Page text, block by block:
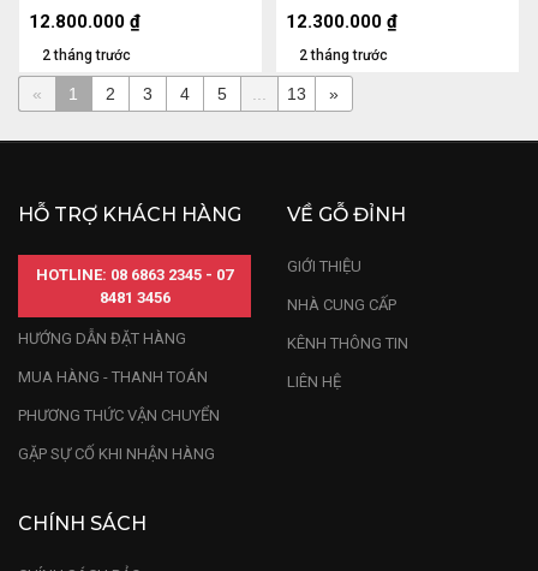
2 tháng trước
12.800.000 ₫
2 tháng trước
12.300.000 ₫
« 1 2 3 4 5 13 »
HỖ TRỢ KHÁCH HÀNG
HOTLINE: 08 6863 2345 - 07
8481 3456
HƯỚNG DẪN ĐẶT HÀNG
MUA HÀNG - THANH TOÁN
PHƯƠNG THỨC VẬN CHUYỂN
GẶP SỰ CỐ KHI NHẬN HÀNG
VỀ GỖ ĐỈNH
GIỚI THIỆU
NHÀ CUNG CẤP
KÊNH THÔNG TIN
LIÊN HỆ
CHÍNH SÁCH